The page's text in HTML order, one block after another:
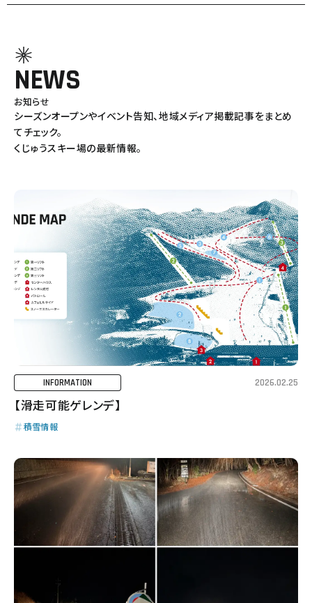
NEWS
お知らせ
シーズンオープンやイベント告知、地域メディア掲載記事をまとめ
てチェック。
くじゅうスキー場の最新情報。
INFORMATION 2026.02.25
【滑走可能ゲレンデ】
積雪情報